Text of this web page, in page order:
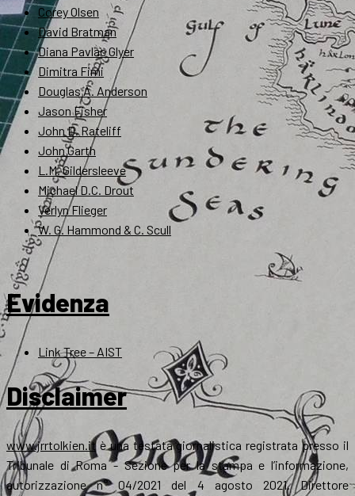
Corey Olsen
David Bratman
Diana Pavlac Glyer
Dimitra Fimi
Douglas A. Anderson
Jason Fisher
John D. Rateliff
John Garth
L.M. Gildersleeve
Michael D.C. Drout
Verlyn Flieger
W. G. Hammond & C. Scull
Evidenza
Link Tree – AIST
Disclaimer
www.jrrtolkien.itè una testata giornalistica registrata presso il
Tribunale di Roma - Sezione per la stampa e l’informazione,
autorizzazione n° 04/2021 del 4 agosto 2021. Direttore